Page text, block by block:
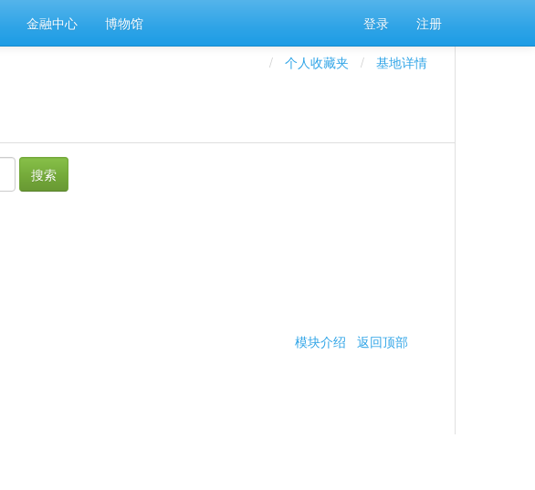
金融中心 博物馆 登录 注册
基地详情
个人收藏夹
搜索
模块介绍 返回顶部